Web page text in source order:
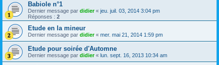
Babiole n°1
Dernier message par didier« jeu. juil. 03, 2014 3:04 pm
Réponses : 2
Etude en la mineur
Dernier message par didier« mer. mai 21, 2014 1:59 pm
Etude pour soirée d'Automne
Dernier message par didier« lun. sept. 16, 2013 10:34 am